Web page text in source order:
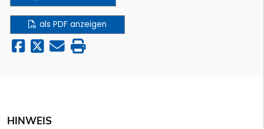
als PDF anzeigen
HINWEIS